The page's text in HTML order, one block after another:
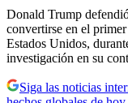
Donald Trump
convertirse en el
Estados Unidos,
investigación en su
Siga las noticias